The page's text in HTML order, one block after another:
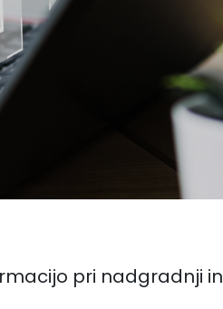
pri nadgradnji in